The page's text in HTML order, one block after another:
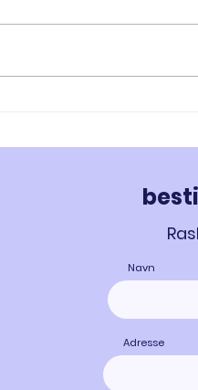
677 i
Navn
Adresse